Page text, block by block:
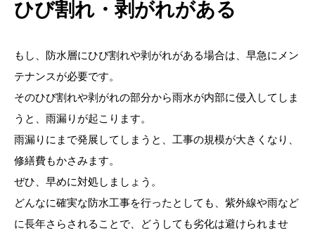
ひび割れ・剥がれがある
もし、防水層にひび割れや剥がれがある場合は、早急にメン
テナンスが必要です。
そのひび割れや剥がれの部分から雨水が内部に侵入してしま
うと、雨漏りが起こります。
雨漏りにまで発展してしまうと、工事の規模が大きくなり、
修繕費もかさみます。
ぜひ、早めに対処しましょう。
どんなに確実な防水工事を行ったとしても、紫外線や雨など
に長年さらされることで、どうしても劣化は避けられませ